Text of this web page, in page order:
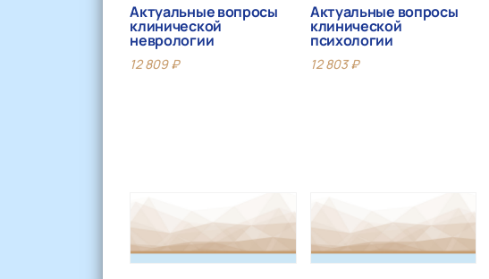
Актуальные вопросы
клинической
неврологии
12 809₽
Актуальные вопросы
клинической
психологии
12 803₽